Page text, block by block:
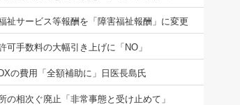
祉サービス等報酬を「障害福祉報酬」に変更
可手数料の大幅引き上げに「NO」
の費用「全額補助に」日医長島氏
の相次ぐ廃止「非常事態と受け止めて」